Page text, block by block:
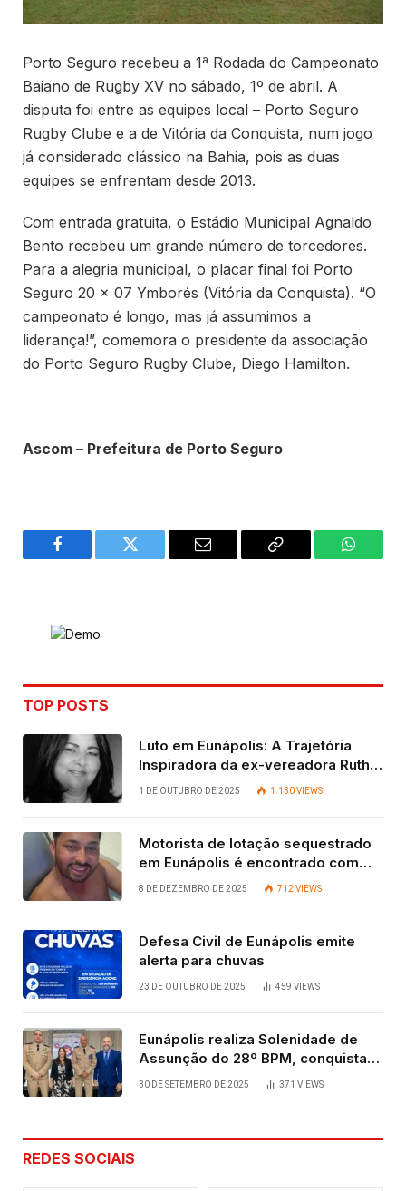
Porto Seguro recebeu a 1ª Rodada do Campeonato
Baiano de Rugby XV no sábado, 1º de abril. A
disputa foi entre as equipes local – Porto Seguro
Rugby Clube e a de Vitória da Conquista, num jogo
já considerado clássico na Bahia, pois as duas
equipes se enfrentam desde 2013.
Com entrada gratuita, o Estádio Municipal Agnaldo
Bento recebeu um grande número de torcedores.
Para a alegria municipal, o placar final foi Porto
Seguro 20 x 07 Ymborés (Vitória da Conquista). “O
campeonato é longo, mas já assumimos a
liderança!”, comemora o presidente da associação
do Porto Seguro Rugby Clube, Diego Hamilton.
Ascom – Prefeitura de Porto Seguro
Facebook Twitter Email
Copy
TOP POSTS
Luto em Eunápolis: A Trajetória
Inspiradora da ex-vereadora Ruth
Contadora
1 DE OUTUBRO DE 2025 1.130VIEWS
Motorista de lotação sequestrado
em Eunápolis é encontrado com
vida após quatro dias.
8 DE DEZEMBRO DE 2025 712VIEWS
Defesa Civil de Eunápolis emite
alerta para chuvas
23 DE OUTUBRO DE 2025 459 VIEWS
Eunápolis realiza Solenidade de
Assunção do 28º BPM, conquista
viabilizada por articulação política
30 DE SETEMBRO DE 2025 371 VIEWS
REDES SOCIAIS